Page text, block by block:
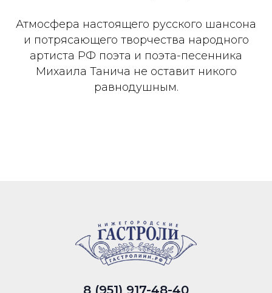
Атмосфера настоящего русского шансона
и потрясающего творчества народного
артиста РФ поэта и поэта-песенника
Михаила Танича не оставит никого
равнодушным.